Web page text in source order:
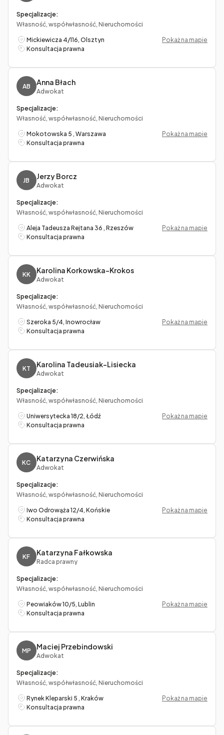
Specjalizacje:
Własność, współwłasność, Nieruchomości
Mickiewicza 4/116, Olsztyn
Pokaż na mapie
Konsultacja prawna
AB Anna Błach
Adwokat
Specjalizacje:
Własność, współwłasność, Nieruchomości
Mokotowska 5 , Warszawa
Pokaż na mapie
Konsultacja prawna
JB Jerzy Borcz
Adwokat
Specjalizacje:
Własność, współwłasność, Nieruchomości
Aleja Tadeusza Rejtana 36 , Rzeszów
Pokaż na mapie
Konsultacja prawna
KK Karolina Korkowska-Krokos
Adwokat
Specjalizacje:
Własność, współwłasność, Nieruchomości
Szeroka 5/4, Inowrocław
Pokaż na mapie
Konsultacja prawna
KT Karolina Tadeusiak-Lisiecka
Adwokat
Specjalizacje:
Własność, współwłasność, Nieruchomości
Uniwersytecka 18/2, Łódź
Pokaż na mapie
Konsultacja prawna
KC Katarzyna Czerwińska
Adwokat
Specjalizacje:
Własność, współwłasność, Nieruchomości
Iwo Odrowąża 12/4, Końskie
Pokaż na mapie
Konsultacja prawna
KF Katarzyna Fałkowska
Radca prawny
Specjalizacje:
Własność, współwłasność, Nieruchomości
Peowiaków 10/5, Lublin
Pokaż na mapie
Konsultacja prawna
MP Maciej Przebindowski
Adwokat
Specjalizacje:
Własność, współwłasność, Nieruchomości
Rynek Kleparski 5 , Kraków
Pokaż na mapie
Konsultacja prawna